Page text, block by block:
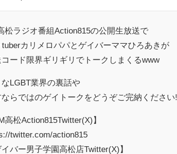
松ラジオ番組Action815の公開生放送で
tuberカリメロパパとゲイバーママひろあきが
コード限界ギリギリでトークしまくるwww
LGBT業界の裏話や
らではのゲイトークをどうぞご完納ください
高松Action815Twitter(X)】
twitter.com/action815
イバー男子学園高松店Twitter(X)】